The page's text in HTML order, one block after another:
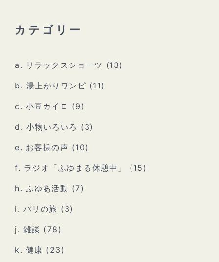
カテゴリー
a. リラックスショーツ (13)
b. 湯上がりワンピ (11)
c. 小豆カイロ (9)
d. 小物いろいろ (3)
e. お客様の声 (10)
f. ラジオ「ふゆまる休憩中」 (15)
h. ふゆあ活動 (7)
i. パリの旅 (3)
j. 雑談 (78)
k. 健康 (23)